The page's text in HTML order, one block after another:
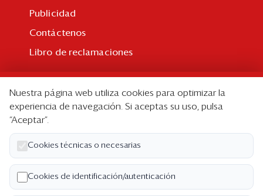
Publicidad
Contáctenos
Libro de reclamaciones
Suscripción individual
Paquetes corporativos
Edición Impresa
Nosotros
Quiénes somos
Nuestra página web utiliza cookies para optimizar la
experiencia de navegación. Si aceptas su uso, pulsa
“Aceptar”.
Cookies técnicas o necesarias
Cookies de identificación/autenticación